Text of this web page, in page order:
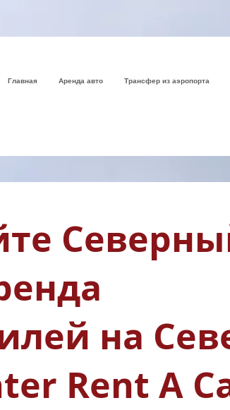
Главная Аренда авто Трансфер из аэропорта
на
Rent A